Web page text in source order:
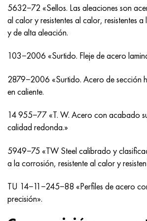
5632−72 «Sellos. Las aleaciones son
al calor y resistentes al calor, resistentes
y de alta aleación.
103−2006 «Surtido. Fleje de acero
2879−2006 «Surtido. Acero de sección
en caliente.
14 955−77 «T. W. Acero con acabado
calidad redonda.»
5949−75 «TW Steel calibrado y
a la corrosión, resistente al calor y
TU 14−11−245−88 «Perfiles de acero
precisión».
MP159
multimetro n155
Nicrofer 5923 hMo
Nicrofer 6030
Nitronik 50
Nitrónico 60
Nimonic 80a
56DGNH
68NKhVKTYu
79NM, Lupa 7904
80NM
80NHS
81HMA
termobimetales
HN73MBTYu
XN70YU
HN75MBTYu
XN75TBYu
XN77TYUR
ХН78Т
N65M, EP982
5B
TL5
A LAS 6
TS-6
SP-17
40 titanio
1.4567 - AISI 304Cu
1.4570-aisi303Cu
1.4574 - Aleación PH 15-7 Mo®
1.4580 - AISI 316Cb
Aleación 28 - 1.4563
Aleación 31 - 1.4562
Aleación 926 - 1.4529
15X16H2AM
18X11MNFB
18X12VMBFR
20X12VNMF
21NKMT
37X12N8G8MFB
40Х9С2
30X, AISI 5130, 30h
30hgs, 30hgs
30hgsa, 30hgsa
30hgsn2a, 30hgsna
30хн3а, 31nicr14
34khn3ma, 36NiCrMo16,
35hgsa, 35hgsa